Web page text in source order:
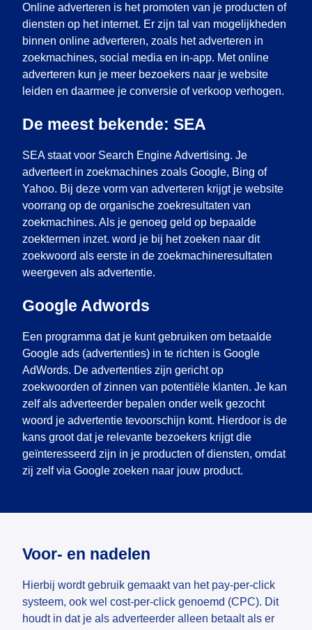
Online adverteren is het promoten van je producten of
diensten op het internet. Er zijn tal van mogelijkheden
binnen online adverteren, zoals het adverteren in
zoekmachines, social media en in-app. Met online
adverteren kun je meer bezoekers naar je website
leiden en daarmee je conversie of verkoop verhogen.
De meest bekende: SEA
SEA staat voor Search Engine Advertising. Je
adverteert in zoekmachines zoals Google, Bing of
Yahoo. Bij deze vorm van adverteren krijgt je website
voorrang op de organische zoekresultaten van
zoekmachines. Als je genoeg geld op bepaalde
zoektermen inzet. word je bij het zoeken naar dit
zoekwoord als eerste in de zoekmachineresultaten
weergeven als advertentie.
Google Adwords
Een programma dat je kunt gebruiken om betaalde
Google ads (advertenties) in te richten is Google
AdWords. De advertenties zijn gericht op
zoekwoorden of zinnen van potentiële klanten. Je kan
zelf als adverteerder bepalen onder welk gezocht
woord je advertentie tevoorschijn komt. Hierdoor is de
kans groot dat je relevante bezoekers krijgt die
geïnteresseerd zijn in je producten of diensten, omdat
zij zelf via Google zoeken naar jouw product.
Voor- en nadelen
Hierbij wordt gebruik gemaakt van het pay-per-click
systeem, ook wel cost-per-click genoemd (CPC). Dit
houdt in dat je als adverteerder alleen betaalt als er